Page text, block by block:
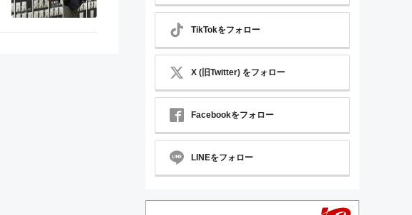
TikTokをフォロー
X (旧Twitter) をフォロー
Facebookをフォロー
LINEをフォロー